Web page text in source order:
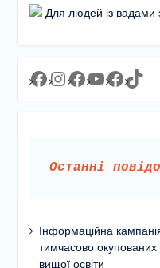
Для людей із вадами
Facebook
Instagram
Facebook
YouTube
https://
Останні
Інформаційна
тимчасово окупованих
вищої освіти